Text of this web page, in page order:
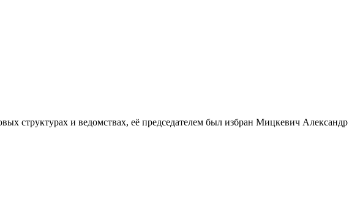
структурах и ведомствах, её председателем был избран Мицкевич Александр